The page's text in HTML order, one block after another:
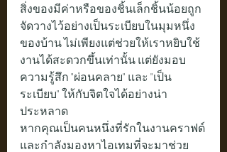
สิ่งของมีค่าหรือของชิ้นเล็กชิ้นน้อยถูก
จัดวางไว้อย่างเป็นระเบียบในมุมหนึ่ง
ของบ้าน ไม่เพียงแต่ช่วยให้เราหยิบใช้
งานได้สะดวกขึ้นเท่านั้น แต่ยังมอบ
ความรู้สึก "ผ่อนคลาย" และ "เป็น
ระเบียบ" ให้กับจิตใจได้อย่างน่า
ประหลาด
หากคุณเป็นคนหนึ่งที่รักในงานคราฟต์
และกำลังมองหาไอเทมที่จะมาช่วย